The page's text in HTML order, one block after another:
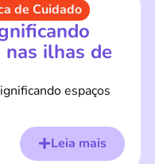
de Cuidado
nas ilhas de
espaços
Leia mais